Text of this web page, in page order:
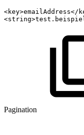
<key>emailAddress</
<string>
Pagination